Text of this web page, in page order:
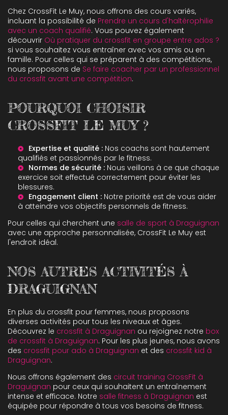
Chez CrossFit Le Muy, nous offrons des cours variés,
incluant la possibilité de Prendre un cours d'haltérophilie
avec un coach qualifié. Vous pouvez également
découvrir Où pratiquer du crossfit en groupe entre ados ?
si vous souhaitez vous entraîner avec vos amis ou en
famille. Pour celles qui se préparent à des compétitions,
nous proposons de Se faire coacher par un professionnel
du crossfit avant une compétition.
POURQUOI CHOISIR
CROSSFIT LE MUY ?
Expertise et qualité : Nos coachs sont hautement
qualifiés et passionnés par le fitness.
Normes de sécurité : Nous veillons à ce que chaque
exercice soit effectué correctement pour éviter les
blessures.
Engagement client : Notre priorité est de vous aider
à atteindre vos objectifs personnels de fitness.
Pour celles qui cherchent une salle de sport à Draguignan
avec une approche personnalisée, CrossFit Le Muy est
l'endroit idéal.
NOS AUTRES ACTIVITÉS À
DRAGUIGNAN
En plus du crossfit pour femmes, nous proposons
diverses activités pour tous les niveaux et âges.
Découvrez le crossfit à Draguignan ou rejoignez notre box
de crossfit à Draguignan. Pour les plus jeunes, nous avons
des crossfit pour ado à Draguignan et des crossfit kid à
Draguignan.
Nous offrons également des circuit training CrossFit à
Draguignan pour ceux qui souhaitent un entraînement
intense et efficace. Notre salle fitness à Draguignan est
équipée pour répondre à tous vos besoins de fitness.